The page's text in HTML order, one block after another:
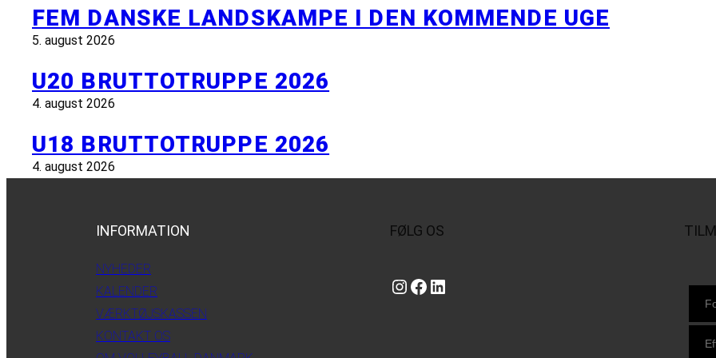
FEM DANSKE LANDSKAMPE I DEN KOMMENDE UGE
5. august 2026
U20 BRUTTOTRUPPE 2026
4. august 2026
U18 BRUTTOTRUPPE 2026
4. august 2026
INFORMATION
NYHEDER
KALENDER
VÆRKTØJSKASSEN
KONTAKT OS
FØLG OS
Instagram https://www.facebook.com/danishbeachvolleytour LinkedIn